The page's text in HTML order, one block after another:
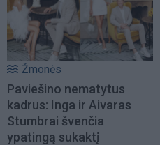
Žmonės
Paviešino nematytus
kadrus: Inga ir Aivaras
Stumbrai švenčia
ypatingą sukaktį